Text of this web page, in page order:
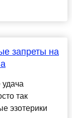
запреты на
так
эзотерики